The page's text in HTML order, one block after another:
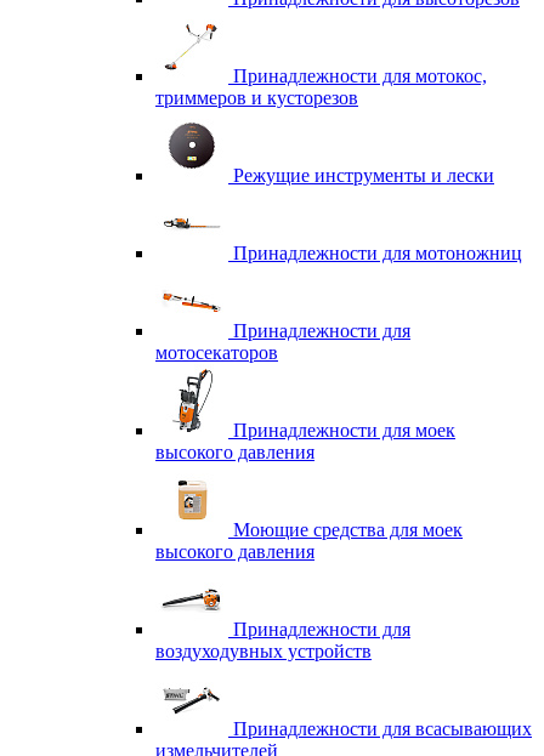
Принадлежности для мотокос,
триммеров и кусторезов
Режущие инструменты и лески
Принадлежности для мотоножниц
Принадлежности для
мотосекаторов
Принадлежности для моек
высокого давления
Моющие средства для моек
высокого давления
Принадлежности для
воздуходувных устройств
Принадлежности для всасывающих
измельчителей